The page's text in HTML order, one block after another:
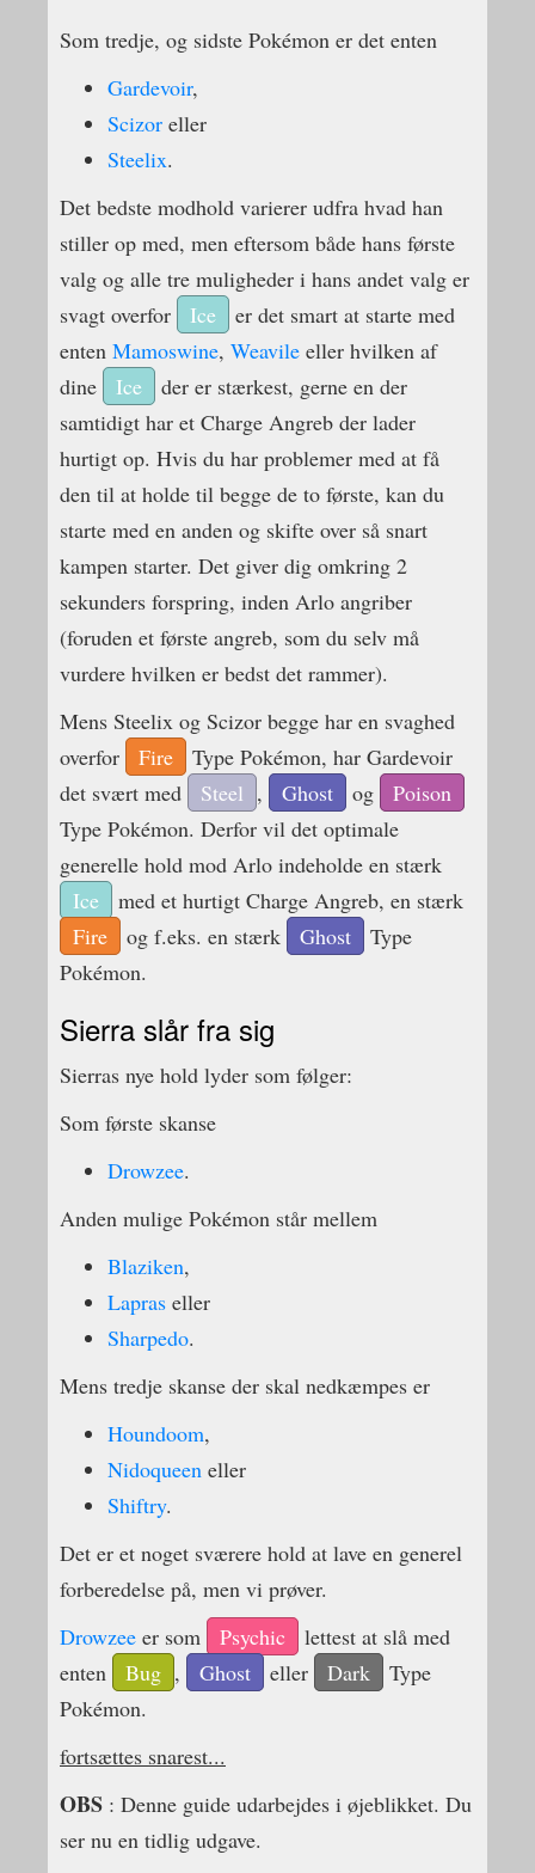
Som tredje, og sidste Pokémon er det enten
Gardevoir,
Scizor eller
Steelix.
Det bedste modhold varierer udfra hvad han
stiller op med, men eftersom både hans første
valg og alle tre muligheder i hans andet valg er
svagt overfor
Ice
er det smart at starte med
enten Mamoswine, Weavile eller hvilken af
dine
Ice
der er stærkest, gerne en der
samtidigt har et Charge Angreb der lader
hurtigt op. Hvis du har problemer med at få
den til at holde til begge de to første, kan du
starte med en anden og skifte over så snart
kampen starter. Det giver dig omkring 2
sekunders forspring, inden Arlo angriber
(foruden et første angreb, som du selv må
vurdere hvilken er bedst det rammer).
Mens Steelix og Scizor begge har en svaghed
overfor
Fire
Type Pokémon, har Gardevoir
det svært med
Steel , Ghost og
Poison
Type Pokémon. Derfor vil det optimale
generelle hold mod Arlo indeholde en stærk
Ice
med et hurtigt Charge Angreb, en stærk
Fire
og f.eks. en stærk Ghost
Type
Pokémon.
Sierra slår fra sig
Sierras nye hold lyder som følger:
Som første skanse
Drowzee.
Anden mulige Pokémon står mellem
Blaziken,
Lapras eller
Sharpedo.
Mens tredje skanse der skal nedkæmpes er
Houndoom,
Nidoqueen eller
Shiftry.
Det er et noget sværere hold at lave en generel
forberedelse på, men vi prøver.
Drowzee er som Psychic
lettest at slå med
enten
Bug , Ghost eller Dark
Type
Pokémon.
fortsættes snarest...
OBS : Denne guide udarbejdes i øjeblikket. Du
ser nu en tidlig udgave.